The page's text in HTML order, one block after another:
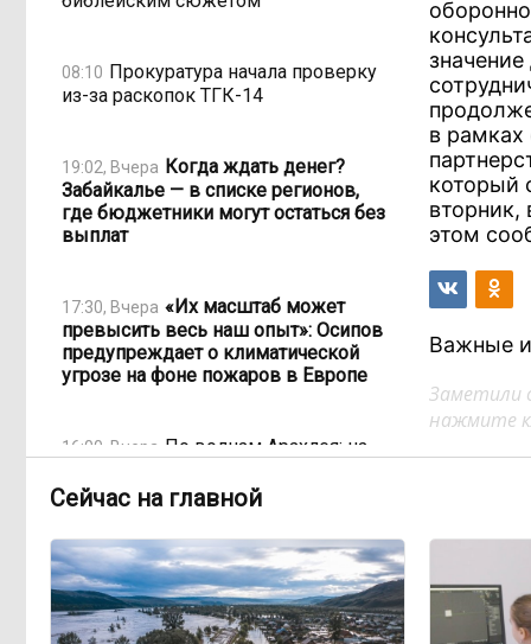
08:10 Прокуратура начала проверку
из-за раскопок ТГК-14
19:02, Вчера Когда ждать денег?
Забайкалье — в списке регионов,
где бюджетники могут остаться без
выплат
17:30, Вчера «Их масштаб может
превысить весь наш опыт»: Осипов
предупреждает о климатической
угрозе на фоне пожаров в Европе
16:00, Вчера По волнам Арахлея: на
улучшили LTE-сеть
12:33, Вчера Путин подписал закон,
вдвое расширяющий основания для
выдворения мигрантов
в рамках
который
этом
Важные
Заметили
нажмите
Сейчас на главной